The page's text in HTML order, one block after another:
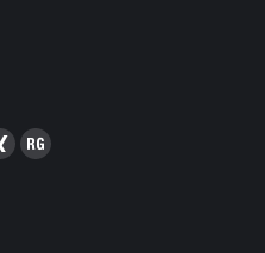
ResearchGate